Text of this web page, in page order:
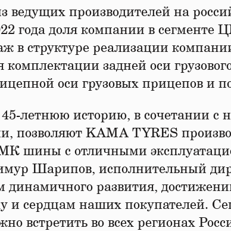
ведущих производителей на
года доля компании в
в структуре реализации
задней оси
оси грузовых прицепов и
летнюю историю, в сочетании с
позволяют KAMA TYRES
шины с отличными
Шарипов, исполнительный
развития,
и сердцам наших покупателей.
встретить во всех регионах